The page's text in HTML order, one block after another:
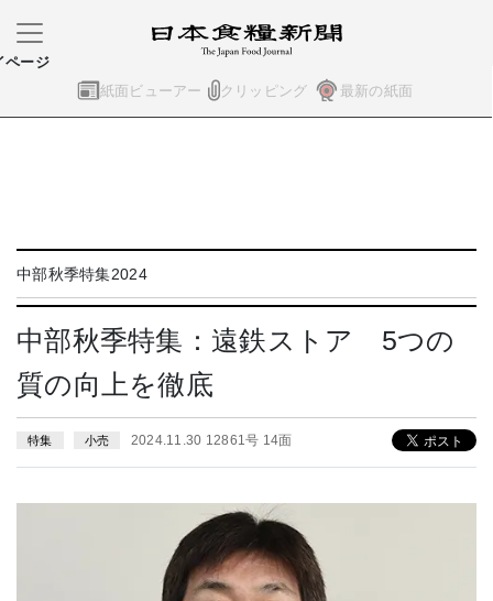
紙面ビューアー クリッピング 最新の紙面
ページ
中部秋季特集2024
中部秋季特集：遠鉄ストア 5つの
質の向上を徹底
特集 小売 2024.11.30 12861号 14面